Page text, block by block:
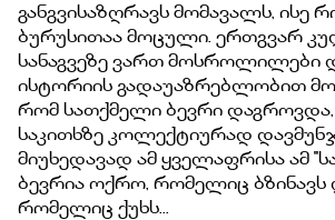
განგვისაზღრავს მომავალს, ისე
ბურუსითაა მოცული. ერთგვარ
სანაგვეზე ვართ მოსროლილები
ისტორიის გადაუაზრებლობით
რომ სათქმელი ბევრი დაგროვდა,
საკითხზე კოლექტიურად
მიუხედავად ამ ყველაფრისა ამ
ბევრია ოქრო, რომელიც ბზინავს
რომელიც ქუხს...